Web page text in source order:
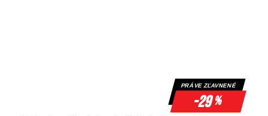
PRÁVE ZĽAVNENÉ
-29%